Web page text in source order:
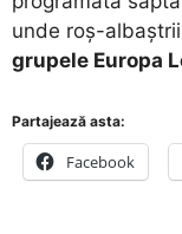
unde roș-
grupele Europa
Partajează asta:
Facebook